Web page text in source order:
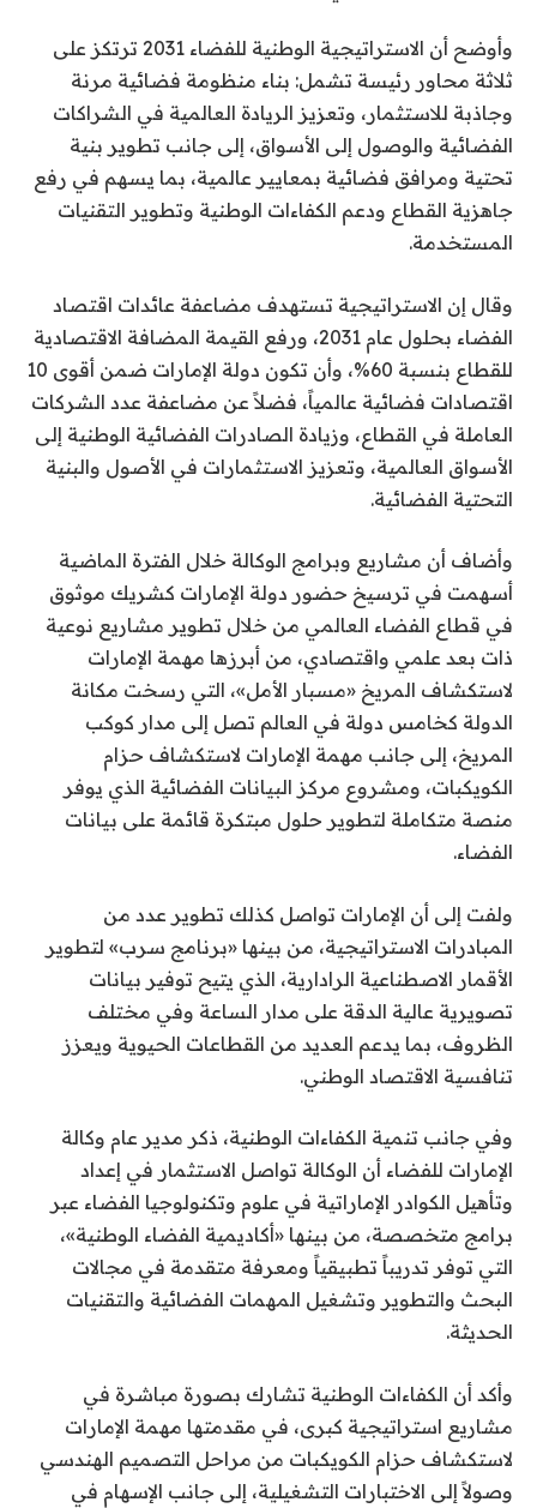
وأوضح أن الاستراتيجية الوطنية للفضاء 2031 ترتكز على
ثلاثة محاور رئيسة تشمل: بناء منظومة فضائية مرنة
وجاذبة للاستثمار، وتعزيز الريادة العالمية في الشراكات
الفضائية والوصول إلى الأسواق، إلى جانب تطوير بنية
تحتية ومرافق فضائية بمعايير عالمية، بما يسهم في رفع
جاهزية القطاع ودعم الكفاءات الوطنية وتطوير التقنيات
المستخدمة.
وقال إن الاستراتيجية تستهدف مضاعفة عائدات اقتصاد
الفضاء بحلول عام 2031، ورفع القيمة المضافة الاقتصادية
للقطاع بنسبة 60%، وأن تكون دولة الإمارات ضمن أقوى 10
اقتصادات فضائية عالمياً، فضلاً عن مضاعفة عدد الشركات
العاملة في القطاع، وزيادة الصادرات الفضائية الوطنية إلى
الأسواق العالمية، وتعزيز الاستثمارات في الأصول والبنية
التحتية الفضائية.
وأضاف أن مشاريع وبرامج الوكالة خلال الفترة الماضية
أسهمت في ترسيخ حضور دولة الإمارات كشريك موثوق
في قطاع الفضاء العالمي من خلال تطوير مشاريع نوعية
ذات بعد علمي واقتصادي، من أبرزها مهمة الإمارات
لاستكشاف المريخ «مسبار الأمل»، التي رسخت مكانة
الدولة كخامس دولة في العالم تصل إلى مدار كوكب
المريخ، إلى جانب مهمة الإمارات لاستكشاف حزام
الكويكبات، ومشروع مركز البيانات الفضائية الذي يوفر
منصة متكاملة لتطوير حلول مبتكرة قائمة على بيانات
الفضاء.
ولفت إلى أن الإمارات تواصل كذلك تطوير عدد من
المبادرات الاستراتيجية، من بينها «برنامج سرب» لتطوير
الأقمار الاصطناعية الرادارية، الذي يتيح توفير بيانات
تصويرية عالية الدقة على مدار الساعة وفي مختلف
الظروف، بما يدعم العديد من القطاعات الحيوية ويعزز
تنافسية الاقتصاد الوطني.
وفي جانب تنمية الكفاءات الوطنية، ذكر مدير عام وكالة
الإمارات للفضاء أن الوكالة تواصل الاستثمار في إعداد
وتأهيل الكوادر الإماراتية في علوم وتكنولوجيا الفضاء عبر
برامج متخصصة، من بينها «أكاديمية الفضاء الوطنية»،
التي توفر تدريباً تطبيقياً ومعرفة متقدمة في مجالات
البحث والتطوير وتشغيل المهمات الفضائية والتقنيات
الحديثة.
وأكد أن الكفاءات الوطنية تشارك بصورة مباشرة في
مشاريع استراتيجية كبرى، في مقدمتها مهمة الإمارات
لاستكشاف حزام الكويكبات من مراحل التصميم الهندسي
وصولاً إلى الاختبارات التشغيلية، إلى جانب الإسهام في